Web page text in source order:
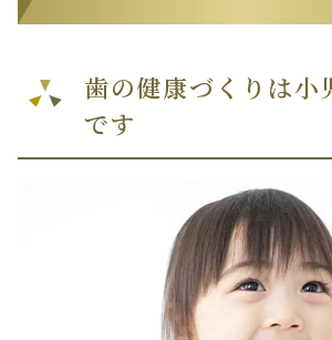
歯の健康づくりは小
です